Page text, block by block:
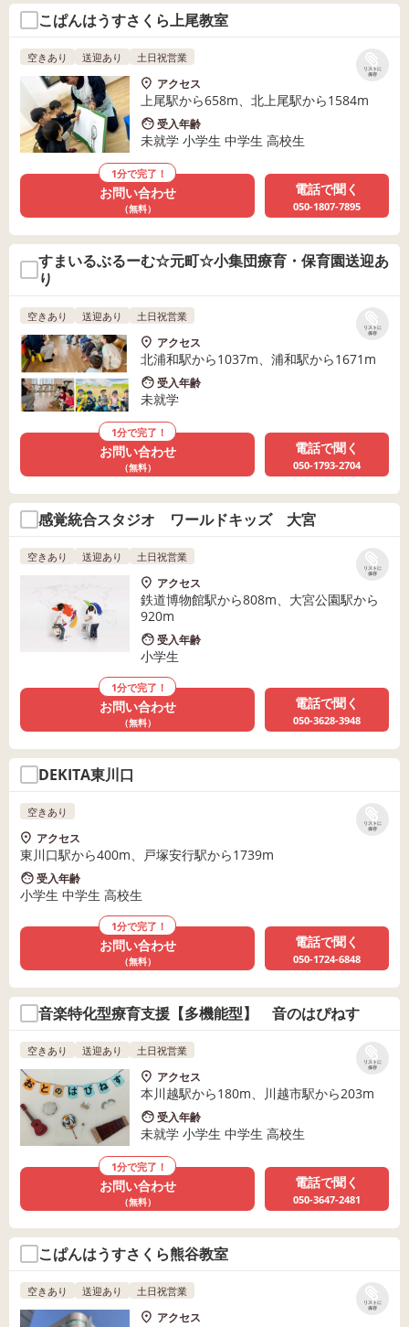
こぱんはうすさくら上尾教室
リストに
保存
空きあり 送迎あり 土日祝営業
アクセス
上尾駅から658m、北上尾駅から1584m
受入年齢
未就学 小学生 中学生 高校生
1分で完了！
お問い合わせ
（無料）
電話で聞く
050-1807-7895
すまいるぶるーむ☆元町☆小集団療育・保育園送迎あ
り
リストに
保存
空きあり 送迎あり 土日祝営業
アクセス
北浦和駅から1037m、浦和駅から1671m
受入年齢
未就学
1分で完了！
お問い合わせ
（無料）
電話で聞く
050-1793-2704
感覚統合スタジオ ワールドキッズ 大宮
リストに
保存
空きあり 送迎あり 土日祝営業
アクセス
鉄道博物館駅から808m、大宮公園駅から
920m
受入年齢
小学生
1分で完了！
お問い合わせ
（無料）
電話で聞く
050-3628-3948
DEKITA東川口
リストに
保存
空きあり
アクセス
東川口駅から400m、戸塚安行駅から1739m
受入年齢
小学生 中学生 高校生
1分で完了！
お問い合わせ
（無料）
電話で聞く
050-1724-6848
音楽特化型療育支援【多機能型】 音のはぴねす
リストに
保存
空きあり 送迎あり 土日祝営業
アクセス
本川越駅から180m、川越市駅から203m
受入年齢
未就学 小学生 中学生 高校生
1分で完了！
お問い合わせ
（無料）
電話で聞く
050-3647-2481
こぱんはうすさくら熊谷教室
リストに
保存
空きあり 送迎あり 土日祝営業
アクセス